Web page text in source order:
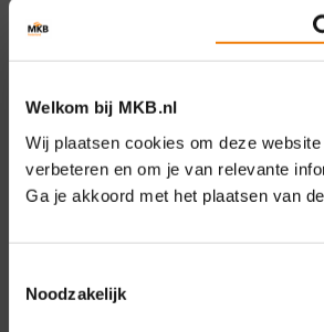
Welkom bij MKB.nl
Wij plaatsen cookies om deze
verbeteren en om je van relevante
Ga je akkoord met het plaatsen van
Noodzakelijk
Direct naar
Over ons
Bezuidenhoutseweg 12